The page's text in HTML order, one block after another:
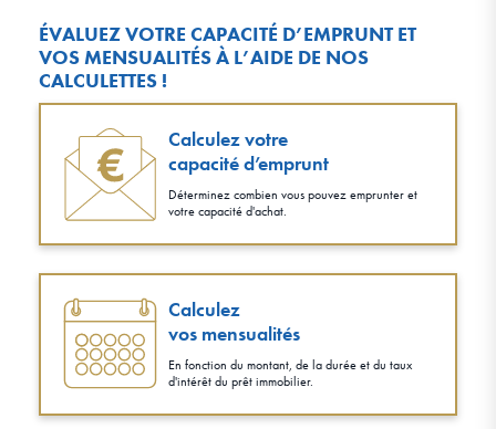
ÉVALUEZ VOTRE CAPACITÉ D’EMPRUNT ET
VOS MENSUALITÉS À L’AIDE DE NOS
CALCULETTES !
Calculez votre
capacité d’emprunt
Déterminez combien vous pouvez emprunter et
votre capacité d'achat.
Calculez
vos mensualités
En fonction du montant, de la durée et du taux
d'intérêt du prêt immobilier.